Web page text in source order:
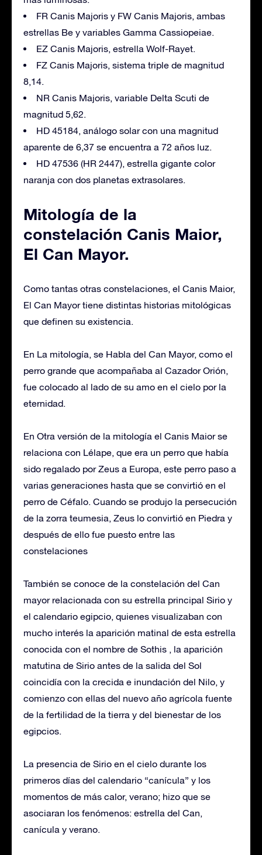
FR Canis Majoris y FW Canis Majoris, ambas
estrellas Be y variables Gamma Cassiopeiae.
EZ Canis Majoris, estrella Wolf-Rayet.
FZ Canis Majoris, sistema triple de magnitud
8,14.
NR Canis Majoris, variable Delta Scuti de
magnitud 5,62.
HD 45184, análogo solar con una magnitud
aparente de 6,37 se encuentra a 72 años luz.
HD 47536 (HR 2447), estrella gigante color
naranja con dos planetas extrasolares.
Mitología de la
constelación Canis Maior,
El Can Mayor.
Como tantas otras constelaciones, el Canis Maior,
El Can Mayor tiene distintas historias mitológicas
que definen su existencia.
En La mitología, se Habla del Can Mayor, como el
perro grande que acompañaba al Cazador Orión,
fue colocado al lado de su amo en el cielo por la
eternidad.
En Otra versión de la mitología el Canis Maior se
relaciona con Lélape, que era un perro que había
sido regalado por Zeus a Europa, este perro paso a
varias generaciones hasta que se convirtió en el
perro de Céfalo. Cuando se produjo la persecución
de la zorra teumesia, Zeus lo convirtió en Piedra y
después de ello fue puesto entre las
constelaciones
También se conoce de la constelación del Can
mayor relacionada con su estrella principal Sirio y
el calendario egipcio, quienes visualizaban con
mucho interés la aparición matinal de esta estrella
conocida con el nombre de Sothis , la aparición
matutina de Sirio antes de la salida del Sol
coincidía con la crecida e inundación del Nilo, y
comienzo con ellas del nuevo año agrícola fuente
de la fertilidad de la tierra y del bienestar de los
egipcios.
La presencia de Sirio en el cielo durante los
primeros días del calendario “canícula” y los
momentos de más calor, verano; hizo que se
asociaran los fenómenos: estrella del Can,
canícula y verano.